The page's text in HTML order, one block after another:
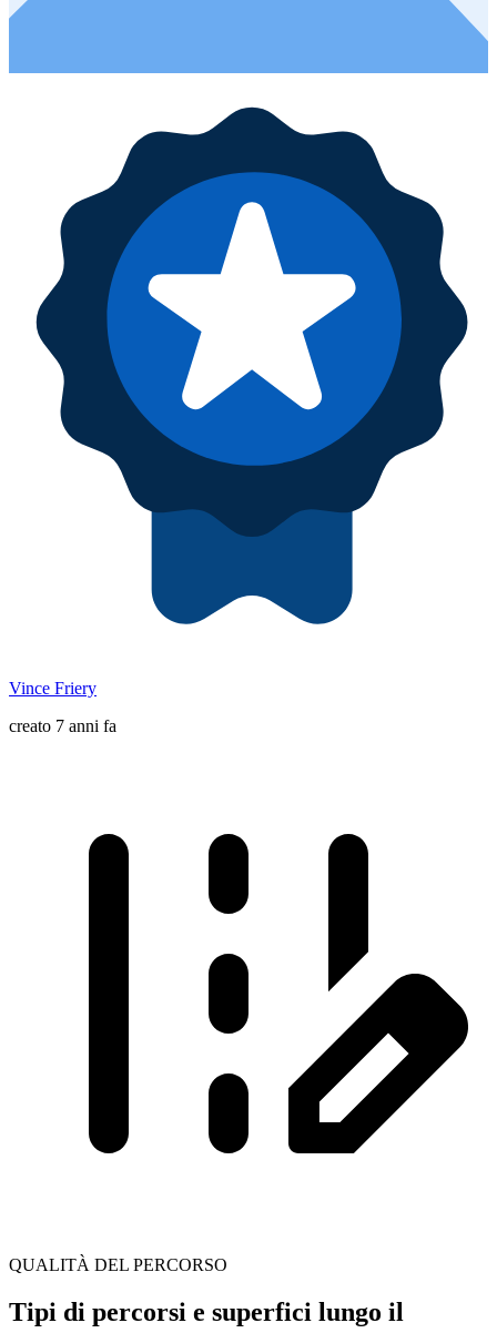
Vince Friery
creato 7 anni fa
QUALITÀ DEL PERCORSO
Tipi di percorsi e superfici lungo il